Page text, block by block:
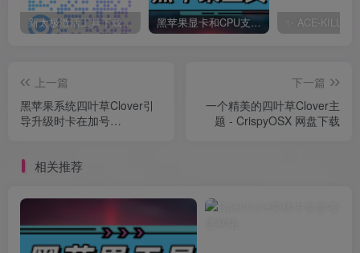
新太极激活工具下载/教程/充值/开户(QQ交流群号749113977) 黑苹果显卡和CPU支持情况以及购买硬件防踩坑指南
上一篇
黑苹果系统四叶草Clover引
导升级时卡在加号
下一篇
一个精美的四叶草Clover主
题 - CrispyOSX 网盘下载
相关推荐